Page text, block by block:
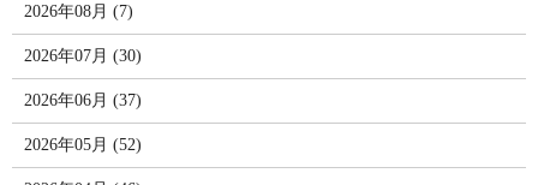
2026年08月 (7)
2026年07月 (30)
2026年06月 (37)
2026年05月 (52)